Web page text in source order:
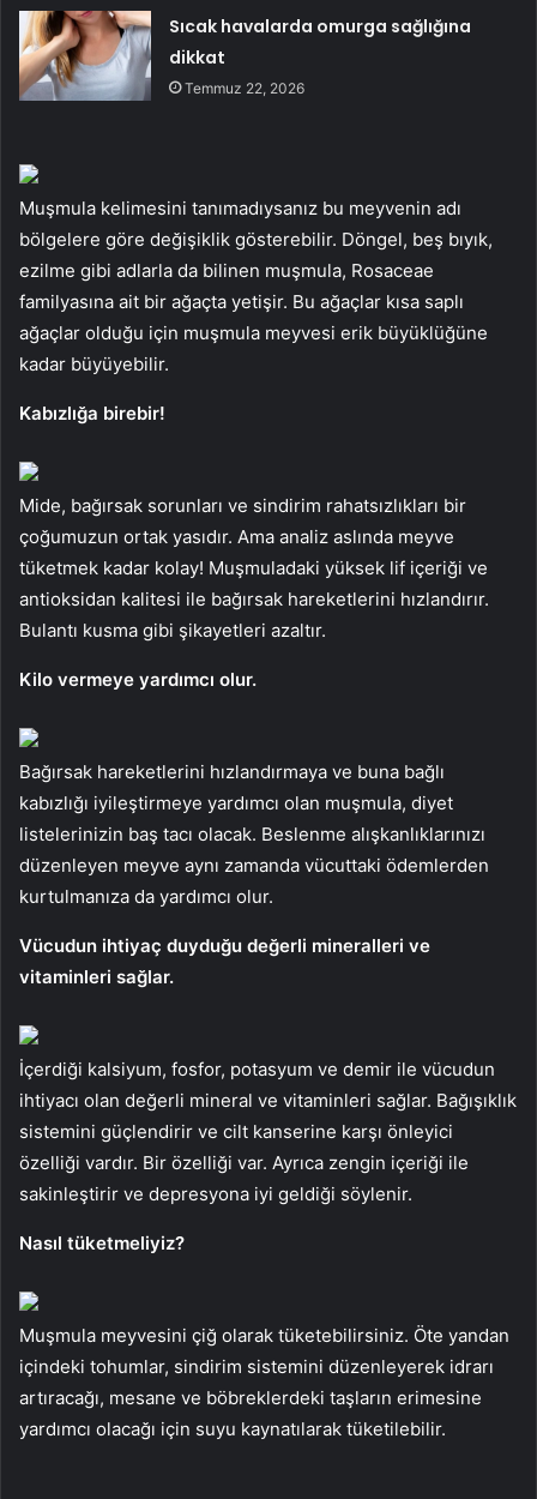
Sıcak havalarda omurga sağlığına
dikkat
Temmuz 22, 2026
Muşmula kelimesini tanımadıysanız bu meyvenin adı
bölgelere göre değişiklik gösterebilir. Döngel, beş bıyık,
ezilme gibi adlarla da bilinen muşmula, Rosaceae
familyasına ait bir ağaçta yetişir. Bu ağaçlar kısa saplı
ağaçlar olduğu için muşmula meyvesi erik büyüklüğüne
kadar büyüyebilir.
Kabızlığa birebir!
Mide, bağırsak sorunları ve sindirim rahatsızlıkları bir
çoğumuzun ortak yasıdır. Ama analiz aslında meyve
tüketmek kadar kolay! Muşmuladaki yüksek lif içeriği ve
antioksidan kalitesi ile bağırsak hareketlerini hızlandırır.
Bulantı kusma gibi şikayetleri azaltır.
Kilo vermeye yardımcı olur.
Bağırsak hareketlerini hızlandırmaya ve buna bağlı
kabızlığı iyileştirmeye yardımcı olan muşmula, diyet
listelerinizin baş tacı olacak. Beslenme alışkanlıklarınızı
düzenleyen meyve aynı zamanda vücuttaki ödemlerden
kurtulmanıza da yardımcı olur.
Vücudun ihtiyaç duyduğu değerli mineralleri ve
vitaminleri sağlar.
İçerdiği kalsiyum, fosfor, potasyum ve demir ile vücudun
ihtiyacı olan değerli mineral ve vitaminleri sağlar. Bağışıklık
sistemini güçlendirir ve cilt kanserine karşı önleyici
özelliği vardır. Bir özelliği var. Ayrıca zengin içeriği ile
sakinleştirir ve depresyona iyi geldiği söylenir.
Nasıl tüketmeliyiz?
Muşmula meyvesini çiğ olarak tüketebilirsiniz. Öte yandan
içindeki tohumlar, sindirim sistemini düzenleyerek idrarı
artıracağı, mesane ve böbreklerdeki taşların erimesine
yardımcı olacağı için suyu kaynatılarak tüketilebilir.